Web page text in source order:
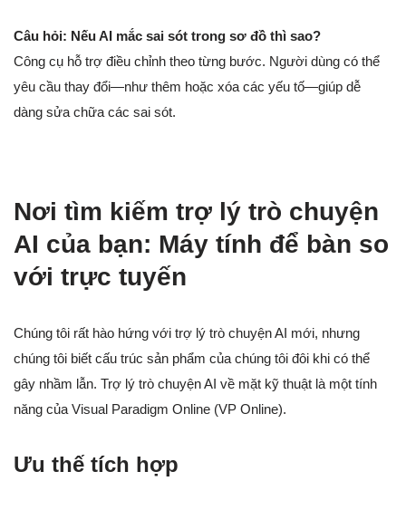
Câu hỏi: Nếu AI mắc sai sót trong sơ đồ thì sao?
Công cụ hỗ trợ điều chỉnh theo từng bước. Người dùng có thể
yêu cầu thay đổi—như thêm hoặc xóa các yếu tố—giúp dễ
dàng sửa chữa các sai sót.
Nơi tìm kiếm trợ lý trò chuyện
AI của bạn: Máy tính để bàn so
với trực tuyến
Chúng tôi rất hào hứng với trợ lý trò chuyện AI mới, nhưng
chúng tôi biết cấu trúc sản phẩm của chúng tôi đôi khi có thể
gây nhầm lẫn. Trợ lý trò chuyện AI về mặt kỹ thuật là một tính
năng của Visual Paradigm Online (VP Online).
Ưu thế tích hợp